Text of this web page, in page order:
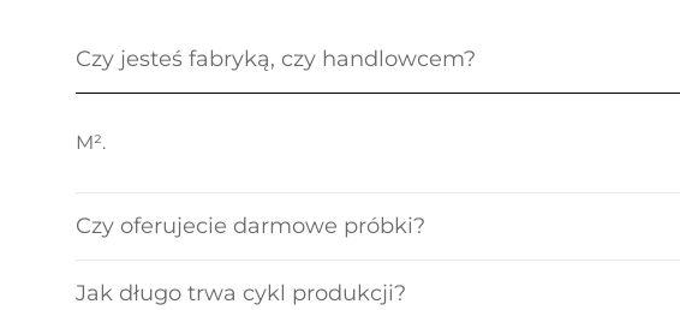
Czy jesteś fabryką, czy handlowcem?
M².
Czy oferujecie darmowe próbki?
Jak długo trwa cykl produkcji?